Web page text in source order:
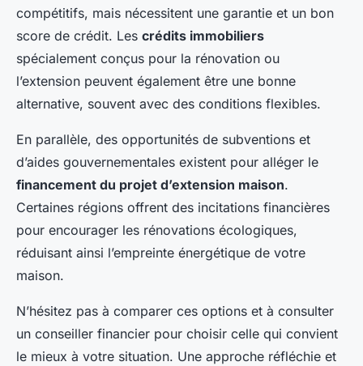
compétitifs, mais nécessitent une garantie et un bon
score de crédit. Les crédits immobiliers
spécialement conçus pour la rénovation ou
l’extension peuvent également être une bonne
alternative, souvent avec des conditions flexibles.
En parallèle, des opportunités de subventions et
d’aides gouvernementales existent pour alléger le
financement du projet d’extension maison.
Certaines régions offrent des incitations financières
pour encourager les rénovations écologiques,
réduisant ainsi l’empreinte énergétique de votre
maison.
N’hésitez pas à comparer ces options et à consulter
un conseiller financier pour choisir celle qui convient
le mieux à votre situation. Une approche réfléchie et